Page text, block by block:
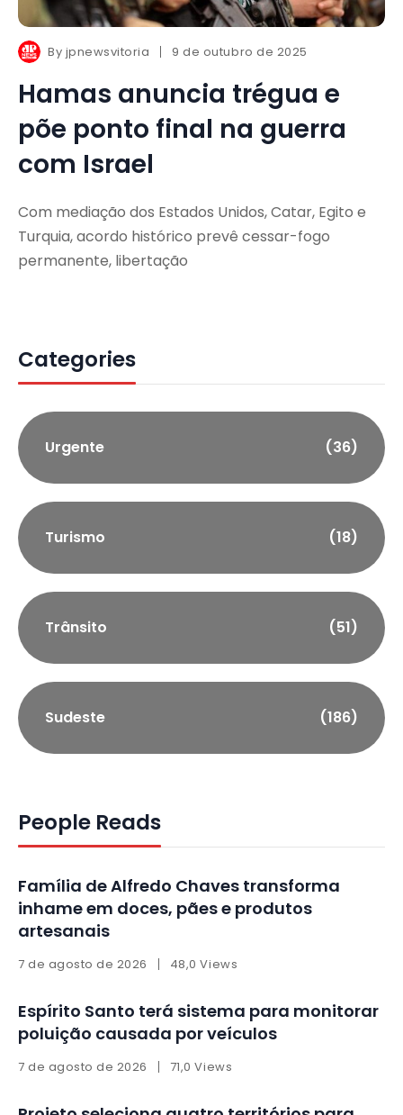
By jpnewsvitoria 9 de outubro de 2025
Hamas anuncia trégua e
põe ponto final na guerra
com Israel
Com mediação dos Estados Unidos, Catar, Egito e
Turquia, acordo histórico prevê cessar-fogo
permanente, libertação
Categories
Urgente (36)
Turismo (18)
Trânsito (51)
Sudeste (186)
People Reads
Família de Alfredo Chaves transforma
inhame em doces, pães e produtos
artesanais
7 de agosto de 2026 48,0 Views
Espírito Santo terá sistema para monitorar
poluição causada por veículos
7 de agosto de 2026 71,0 Views